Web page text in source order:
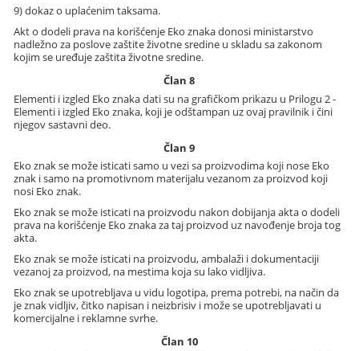
9) dokaz o uplaćenim taksama.
Akt o dodeli prava na korišćenje Eko znaka donosi ministarstvo
nadležno za poslove zaštite životne sredine u skladu sa zakonom
kojim se uređuje zaštita životne sredine.
Član 8
Elementi i izgled Eko znaka dati su na grafičkom prikazu u Prilogu 2 -
Elementi i izgled Eko znaka, koji je odštampan uz ovaj pravilnik i čini
njegov sastavni deo.
Član 9
Eko znak se može isticati samo u vezi sa proizvodima koji nose Eko
znak i samo na promotivnom materijalu vezanom za proizvod koji
nosi Eko znak.
Eko znak se može isticati na proizvodu nakon dobijanja akta o dodeli
prava na korišćenje Eko znaka za taj proizvod uz navođenje broja tog
akta.
Eko znak se može isticati na proizvodu, ambalaži i dokumentaciji
vezanoj za proizvod, na mestima koja su lako vidljiva.
Eko znak se upotrebljava u vidu logotipa, prema potrebi, na način da
je znak vidljiv, čitko napisan i neizbrisiv i može se upotrebljavati u
komercijalne i reklamne svrhe.
Član 10